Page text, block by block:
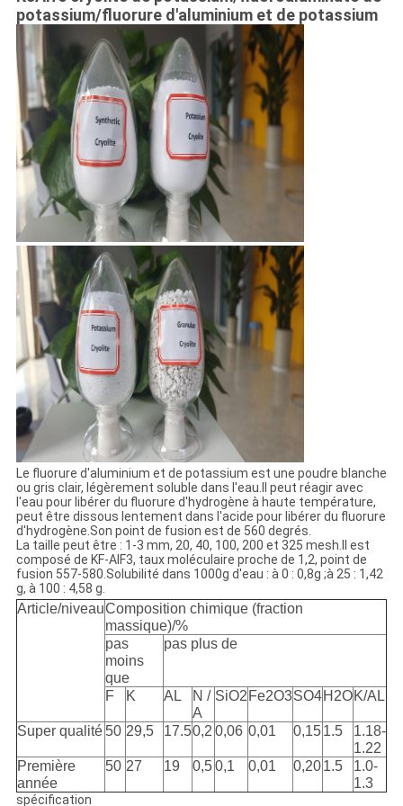
DE
CONFIDENTIALITÉ
potassium/fluorure d'aluminium et de potassium
Le fluorure d'aluminium et de potassium est une poudre blanche
ou gris clair, légèrement soluble dans l'eau.Il peut réagir avec
l'eau pour libérer du fluorure d'hydrogène à haute température,
peut être dissous lentement dans l'acide pour libérer du fluorure
d'hydrogène.Son point de fusion est de 560 degrés.
La taille peut être : 1-3 mm, 20, 40, 100, 200 et 325 mesh.Il est
composé de KF-AlF3, taux moléculaire proche de 1,2, point de
fusion 557-580.Solubilité dans 1000g d'eau : à 0 : 0,8g ;à 25 : 1,42
g, à 100 : 4,58 g.
Article/niveauComposition chimique (fraction
massique)/%
pas
moins
que
pas plus de
F K AL
N /
A
SiO2 Fe2O3SO4H2OK/AL
Super qualité 50 29,5 17.50,2 0,06 0,01 0,151.5
1.18-
1.22
Première
année
50 27 19 0,50,1 0,01 0,201.5
1.0-
1.3
spécification